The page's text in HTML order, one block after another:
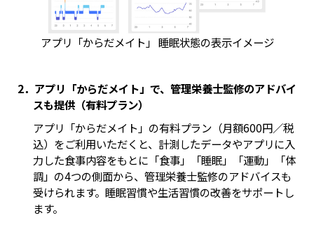
アプリ「からだメイト」 睡眠状態の表示イメージ
2．アプリ「からだメイト」で、管理栄養士監修のアドバイ
スも提供（有料プラン）
アプリ「からだメイト」の有料プラン（月額600円／税
込）をご利用いただくと、計測したデータやアプリに入
力した食事内容をもとに「食事」「睡眠」「運動」「体
調」の4つの側面から、管理栄養士監修のアドバイスも
受けられます。睡眠習慣や生活習慣の改善をサポートし
ます。